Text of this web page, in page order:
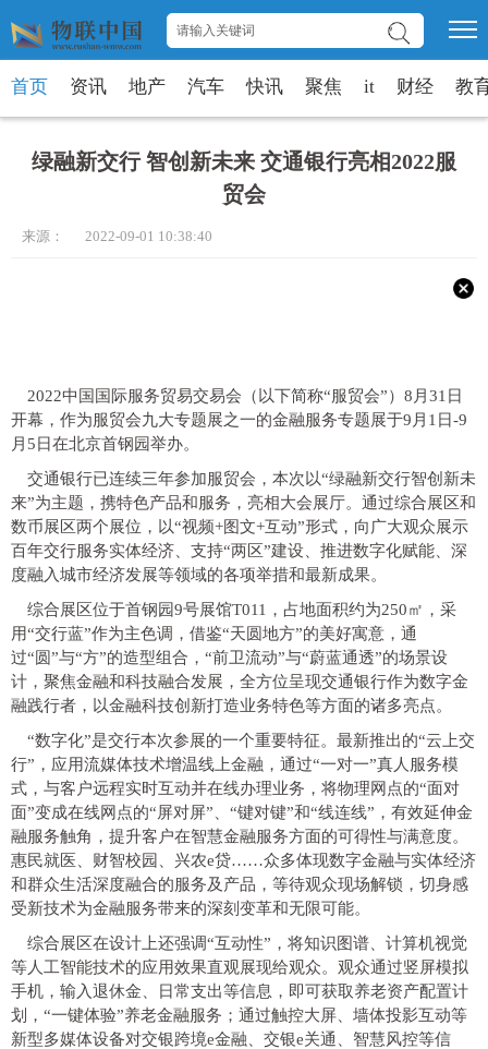
首页 资讯 地产 汽车 快讯 聚焦 it 财经 教
绿融新交行 智创新未来 交通银行亮相2022服
贸会
来源： 2022-09-01 10:38:40
2022中国国际服务贸易交易会（以下简称“服贸会”）8月31日
开幕，作为服贸会九大专题展之一的金融服务专题展于9月1日-9
月5日在北京首钢园举办。
交通银行已连续三年参加服贸会，本次以“绿融新交行智创新未
来”为主题，携特色产品和服务，亮相大会展厅。通过综合展区和
数币展区两个展位，以“视频+图文+互动”形式，向广大观众展示
百年交行服务实体经济、支持“两区”建设、推进数字化赋能、深
度融入城市经济发展等领域的各项举措和最新成果。
综合展区位于首钢园9号展馆T011，占地面积约为250㎡，采
用“交行蓝”作为主色调，借鉴“天圆地方”的美好寓意，通
过“圆”与“方”的造型组合，“前卫流动”与“蔚蓝通透”的场景设
计，聚焦金融和科技融合发展，全方位呈现交通银行作为数字金
融践行者，以金融科技创新打造业务特色等方面的诸多亮点。
“数字化”是交行本次参展的一个重要特征。最新推出的“云上交
行”，应用流媒体技术增温线上金融，通过“一对一”真人服务模
式，与客户远程实时互动并在线办理业务，将物理网点的“面对
面”变成在线网点的“屏对屏”、“键对键”和“线连线”，有效延伸金
融服务触角，提升客户在智慧金融服务方面的可得性与满意度。
惠民就医、财智校园、兴农e贷……众多体现数字金融与实体经济
和群众生活深度融合的服务及产品，等待观众现场解锁，切身感
受新技术为金融服务带来的深刻变革和无限可能。
综合展区在设计上还强调“互动性”，将知识图谱、计算机视觉
等人工智能技术的应用效果直观展现给观众。观众通过竖屏模拟
手机，输入退休金、日常支出等信息，即可获取养老资产配置计
划，“一键体验”养老金融服务；通过触控大屏、墙体投影互动等
新型多媒体设备对交银跨境e金融、交银e关通、智慧风控等信